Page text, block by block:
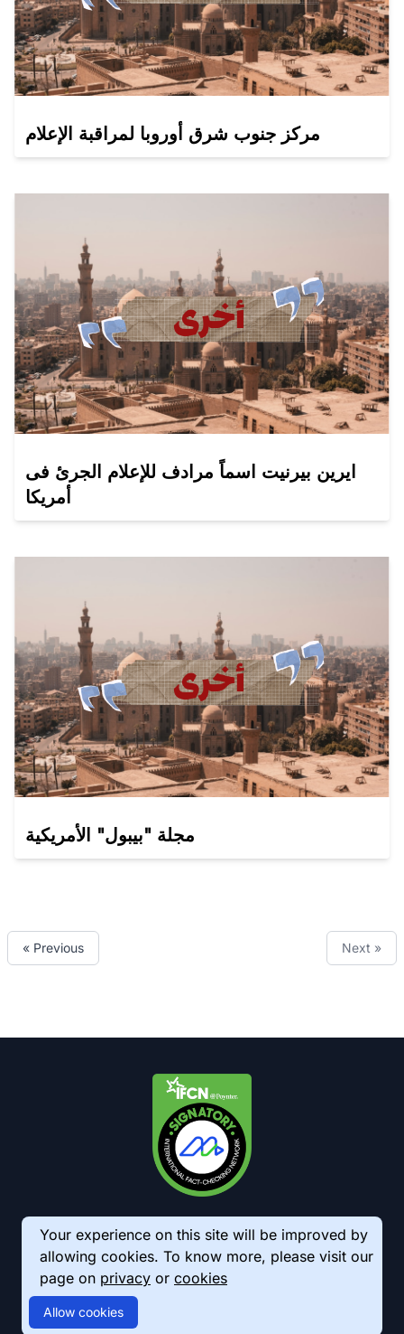
مركز جنوب شرق أوروبا لمراقبة الإعلام
ايرين بيرنيت اسماً مرادف للإعلام الجرئ فى
أمريكا
مجلة "بيبول" الأمريكية
« Previous Next »
Your experience on this site will be improved by
allowing cookies. To know more, please visit our
page on privacy or cookies
Allow cookies
© 2026 AkhbarMeter. All Rights Reserved